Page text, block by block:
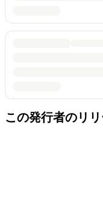
この発行者のリ